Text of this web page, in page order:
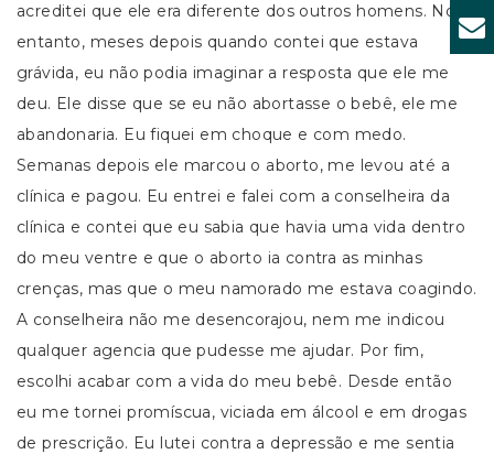
acreditei que ele era diferente dos outros homens. No
entanto, meses depois quando contei que estava
grávida, eu não podia imaginar a resposta que ele me
deu. Ele disse que se eu não abortasse o bebê, ele me
abandonaria. Eu fiquei em choque e com medo.
Semanas depois ele marcou o aborto, me levou até a
clínica e pagou. Eu entrei e falei com a conselheira da
clínica e contei que eu sabia que havia uma vida dentro
do meu ventre e que o aborto ia contra as minhas
crenças, mas que o meu namorado me estava coagindo.
A conselheira não me desencorajou, nem me indicou
qualquer agencia que pudesse me ajudar. Por fim,
escolhi acabar com a vida do meu bebê. Desde então
eu me tornei promíscua, viciada em álcool e em drogas
de prescrição. Eu lutei contra a depressão e me sentia